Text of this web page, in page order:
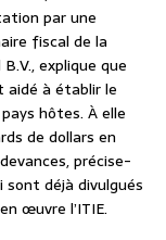
par une
fiscal de la
explique que
aidé à établir le
hôtes. À elle
de dollars en
précise-
déjà divulgués
œuvre l’ITIE.